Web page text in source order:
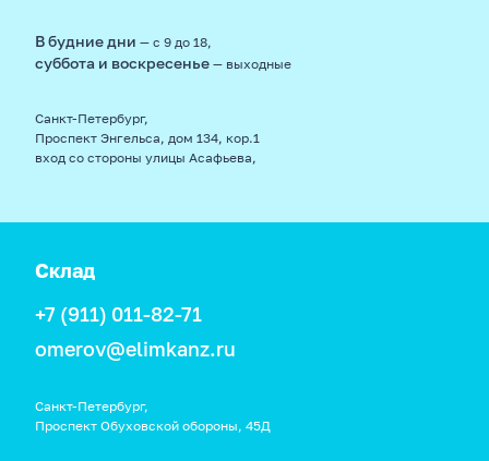
В будние дни — с 9 до 18,
суббота и воскресенье — выходные
Санкт-Петербург,
Проспект Энгельса, дом 134, кор.1
вход со стороны улицы Асафьева,
Склад
+7 (911) 011-82-71
omerov@elimkanz.ru
Санкт-Петербург,
Проспект Обуховской обороны, 45Д